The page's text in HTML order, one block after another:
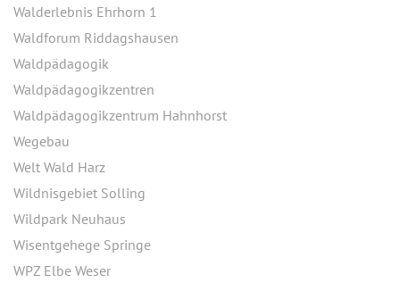
Walderlebnis Ehrhorn 1
Waldforum Riddagshausen
Waldpädagogik
Waldpädagogikzentren
Waldpädagogikzentrum Hahnhorst
Wegebau
Welt Wald Harz
Wildnisgebiet Solling
Wildpark Neuhaus
Wisentgehege Springe
WPZ Elbe Weser